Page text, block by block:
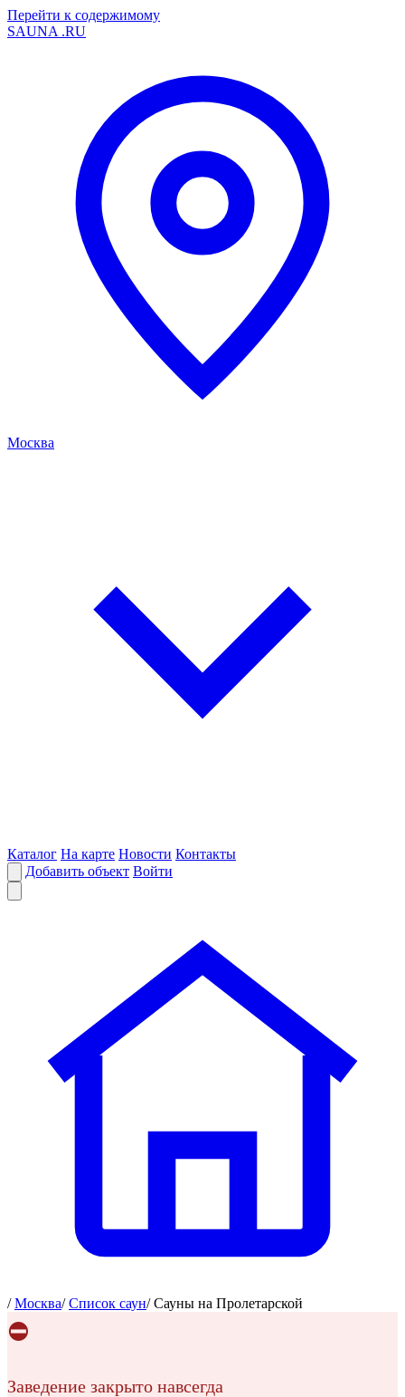
Перейти к содержимому
SAUNA .RU
Москва
Каталог На карте Новости Контакты
Добавить объект Войти
/ Москва/ Список саун/ Сауны на Пролетарской
⛔
Заведение закрыто навсегда